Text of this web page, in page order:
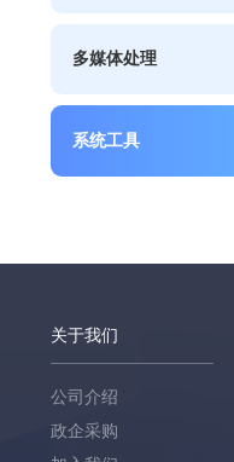
多媒体处理
系统工具
关于我们
公司介绍
政企采购